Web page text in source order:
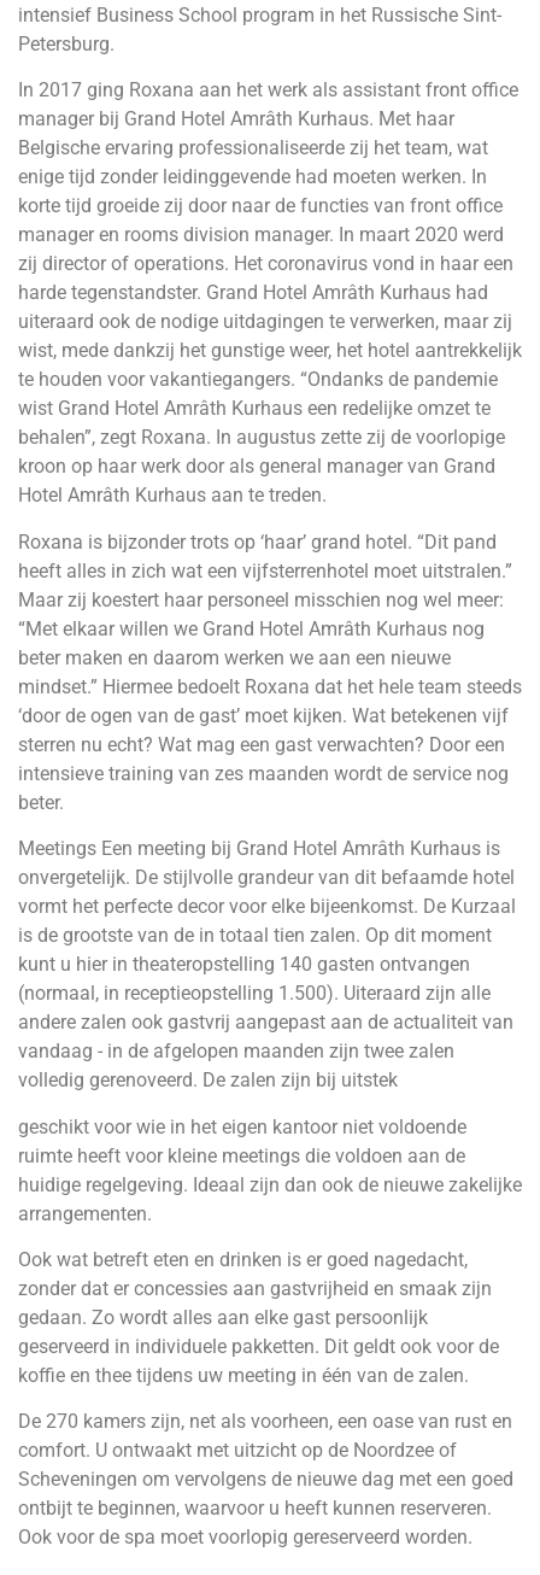
intensief Business School program in het Russische Sint-
Petersburg.
In 2017 ging Roxana aan het werk als assistant front office
manager bij Grand Hotel Amrâth Kurhaus. Met haar
Belgische ervaring professionaliseerde zij het team, wat
enige tijd zonder leidinggevende had moeten werken. In
korte tijd groeide zij door naar de functies van front office
manager en rooms division manager. In maart 2020 werd
zij director of operations. Het coronavirus vond in haar een
harde tegenstandster. Grand Hotel Amrâth Kurhaus had
uiteraard ook de nodige uitdagingen te verwerken, maar zij
wist, mede dankzij het gunstige weer, het hotel aantrekkelijk
te houden voor vakantiegangers. “Ondanks de pandemie
wist Grand Hotel Amrâth Kurhaus een redelijke omzet te
behalen”, zegt Roxana. In augustus zette zij de voorlopige
kroon op haar werk door als general manager van Grand
Hotel Amrâth Kurhaus aan te treden.
Roxana is bijzonder trots op ‘haar’ grand hotel. “Dit pand
heeft alles in zich wat een vijfsterrenhotel moet uitstralen.”
Maar zij koestert haar personeel misschien nog wel meer:
“Met elkaar willen we Grand Hotel Amrâth Kurhaus nog
beter maken en daarom werken we aan een nieuwe
mindset.” Hiermee bedoelt Roxana dat het hele team steeds
‘door de ogen van de gast’ moet kijken. Wat betekenen vijf
sterren nu echt? Wat mag een gast verwachten? Door een
intensieve training van zes maanden wordt de service nog
beter.
Meetings Een meeting bij Grand Hotel Amrâth Kurhaus is
onvergetelijk. De stijlvolle grandeur van dit befaamde hotel
vormt het perfecte decor voor elke bijeenkomst. De Kurzaal
is de grootste van de in totaal tien zalen. Op dit moment
kunt u hier in theateropstelling 140 gasten ontvangen
(normaal, in receptieopstelling 1.500). Uiteraard zijn alle
andere zalen ook gastvrij aangepast aan de actualiteit van
vandaag - in de afgelopen maanden zijn twee zalen
volledig gerenoveerd. De zalen zijn bij uitstek
geschikt voor wie in het eigen kantoor niet voldoende
ruimte heeft voor kleine meetings die voldoen aan de
huidige regelgeving. Ideaal zijn dan ook de nieuwe zakelijke
arrangementen.
Ook wat betreft eten en drinken is er goed nagedacht,
zonder dat er concessies aan gastvrijheid en smaak zijn
gedaan. Zo wordt alles aan elke gast persoonlijk
geserveerd in individuele pakketten. Dit geldt ook voor de
koffie en thee tijdens uw meeting in één van de zalen.
De 270 kamers zijn, net als voorheen, een oase van rust en
comfort. U ontwaakt met uitzicht op de Noordzee of
Scheveningen om vervolgens de nieuwe dag met een goed
ontbijt te beginnen, waarvoor u heeft kunnen reserveren.
Ook voor de spa moet voorlopig gereserveerd worden.